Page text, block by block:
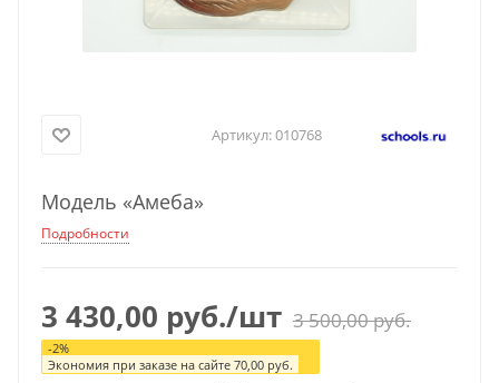
Артикул:010768
Модель «Амеба»
Подробности
3 430,00 руб./шт 3 500,00руб.
-2%
Экономия при заказе на сайте 70,00 руб.